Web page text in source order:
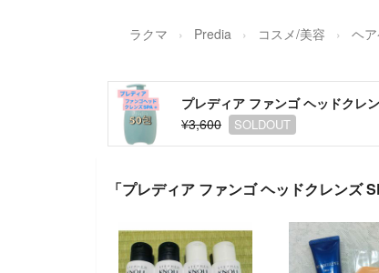
ラクマ Predia コスメ/美容 ヘ
プレディア ファンゴ ヘッドクレ
¥3,600
SOLDOUT
「プレディア ファンゴ ヘッドクレンズ